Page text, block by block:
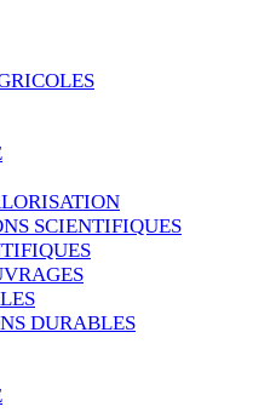
SCIENTIFIQUES
DURABLES